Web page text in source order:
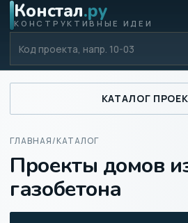
Констал.ру
КОНСТРУКТИВНЫЕ ИДЕИ
КАТАЛОГ
ГЛАВНАЯ/КАТАЛОГ
Проекты домов
газобетона